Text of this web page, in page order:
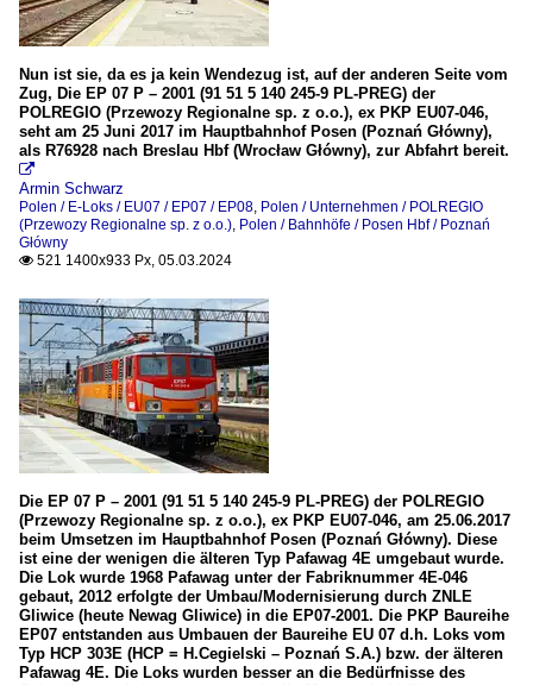
Nun ist sie, da es ja kein Wendezug ist, auf der anderen Seite vom
Zug, Die EP 07 P – 2001 (91 51 5 140 245-9 PL-PREG) der
POLREGIO (Przewozy Regionalne sp. z o.o.), ex PKP EU07-046,
seht am 25 Juni 2017 im Hauptbahnhof Posen (Poznań Główny),
als R76928 nach Breslau Hbf (Wrocław Główny), zur Abfahrt bereit.

Armin Schwarz
Polen / E-Loks / EU07 / EP07 / EP08, Polen / Unternehmen / POLREGIO
(Przewozy Regionalne sp. z o.o.), Polen / Bahnhöfe / Posen Hbf / Poznań
Główny
 521 1400x933 Px, 05.03.2024
Die EP 07 P – 2001 (91 51 5 140 245-9 PL-PREG) der POLREGIO
(Przewozy Regionalne sp. z o.o.), ex PKP EU07-046, am 25.06.2017
beim Umsetzen im Hauptbahnhof Posen (Poznań Główny). Diese
ist eine der wenigen die älteren Typ Pafawag 4E umgebaut wurde.
Die Lok wurde 1968 Pafawag unter der Fabriknummer 4E-046
gebaut, 2012 erfolgte der Umbau/Modernisierung durch ZNLE
Gliwice (heute Newag Gliwice) in die EP07-2001. Die PKP Baureihe
EP07 entstanden aus Umbauen der Baureihe EU 07 d.h. Loks vom
Typ HCP 303E (HCP = H.Cegielski – Poznań S.A.) bzw. der älteren
Pafawag 4E. Die Loks wurden besser an die Bedürfnisse des